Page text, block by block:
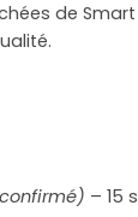
de
– 15